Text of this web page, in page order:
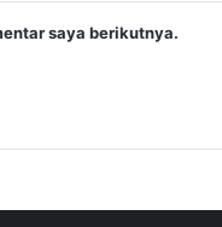
saya berikutnya.